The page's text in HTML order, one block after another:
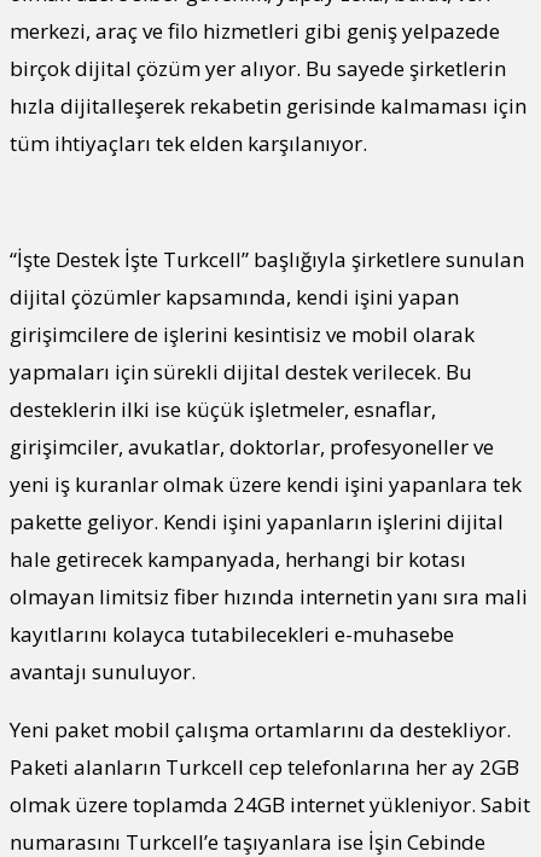
merkezi, araç ve filo hizmetleri gibi geniş yelpazede
birçok dijital çözüm yer alıyor. Bu sayede şirketlerin
hızla dijitalleşerek rekabetin gerisinde kalmaması için
tüm ihtiyaçları tek elden karşılanıyor.
“İşte Destek İşte Turkcell” başlığıyla şirketlere sunulan
dijital çözümler kapsamında, kendi işini yapan
girişimcilere de işlerini kesintisiz ve mobil olarak
yapmaları için sürekli dijital destek verilecek. Bu
desteklerin ilki ise küçük işletmeler, esnaflar,
girişimciler, avukatlar, doktorlar, profesyoneller ve
yeni iş kuranlar olmak üzere kendi işini yapanlara tek
pakette geliyor. Kendi işini yapanların işlerini dijital
hale getirecek kampanyada, herhangi bir kotası
olmayan limitsiz fiber hızında internetin yanı sıra mali
kayıtlarını kolayca tutabilecekleri e-muhasebe
avantajı sunuluyor.
Yeni paket mobil çalışma ortamlarını da destekliyor.
Paketi alanların Turkcell cep telefonlarına her ay 2GB
olmak üzere toplamda 24GB internet yükleniyor. Sabit
numarasını Turkcell’e taşıyanlara ise İşin Cebinde